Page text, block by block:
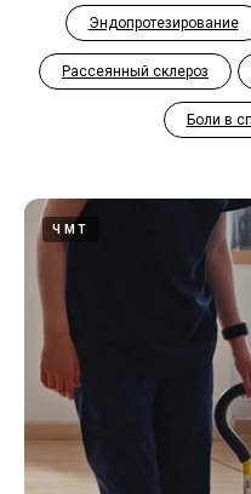
Эндопротезирование
Рассеянный склероз
Боли в
ЧМТ